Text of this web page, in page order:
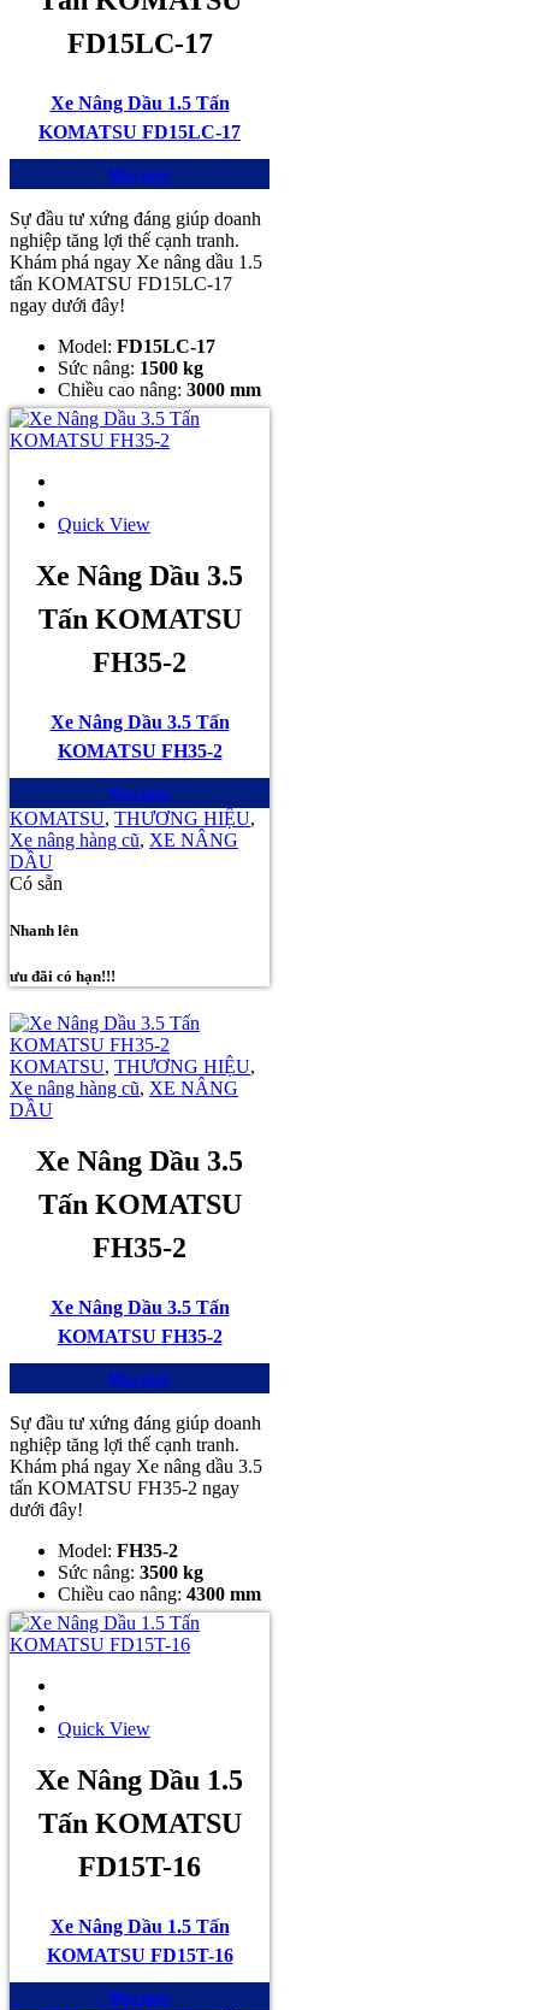
FD15LC-17
Xe Nâng Dầu 1.5 Tấn
KOMATSU FD15LC-17
Mua ngay
Sự đầu tư xứng đáng giúp doanh
nghiệp tăng lợi thế cạnh tranh.
Khám phá ngay Xe nâng dầu 1.5
tấn KOMATSU FD15LC-17
ngay dưới đây!
Model: FD15LC-17
Sức nâng: 1500 kg
Chiều cao nâng: 3000 mm
Quick View
Xe Nâng Dầu 3.5
Tấn KOMATSU
FH35-2
Xe Nâng Dầu 3.5 Tấn
KOMATSU FH35-2
Mua ngay
KOMATSU, THƯƠNG HIỆU,
Xe nâng hàng cũ, XE NÂNG
DẦU
Có sẵn
Nhanh lên
ưu đãi có hạn!!!
KOMATSU, THƯƠNG HIỆU,
Xe nâng hàng cũ, XE NÂNG
DẦU
Xe Nâng Dầu 3.5
Tấn KOMATSU
FH35-2
Xe Nâng Dầu 3.5 Tấn
KOMATSU FH35-2
Mua ngay
Sự đầu tư xứng đáng giúp doanh
nghiệp tăng lợi thế cạnh tranh.
Khám phá ngay Xe nâng dầu 3.5
tấn KOMATSU FH35-2 ngay
dưới đây!
Model: FH35-2
Sức nâng: 3500 kg
Chiều cao nâng: 4300 mm
Quick View
Xe Nâng Dầu 1.5
Tấn KOMATSU
FD15T-16
Xe Nâng Dầu 1.5 Tấn
KOMATSU FD15T-16
Mua ngay